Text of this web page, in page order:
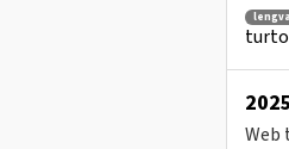
turto
Web